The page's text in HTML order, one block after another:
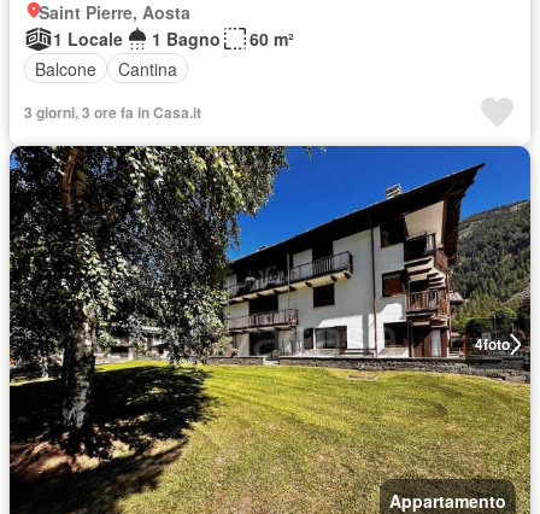
Saint Pierre, Aosta
1 Locale
1 Bagno
60 m²
Balcone
Cantina
3 giorni, 3 ore fa in Casa.it
4foto
Appartamento